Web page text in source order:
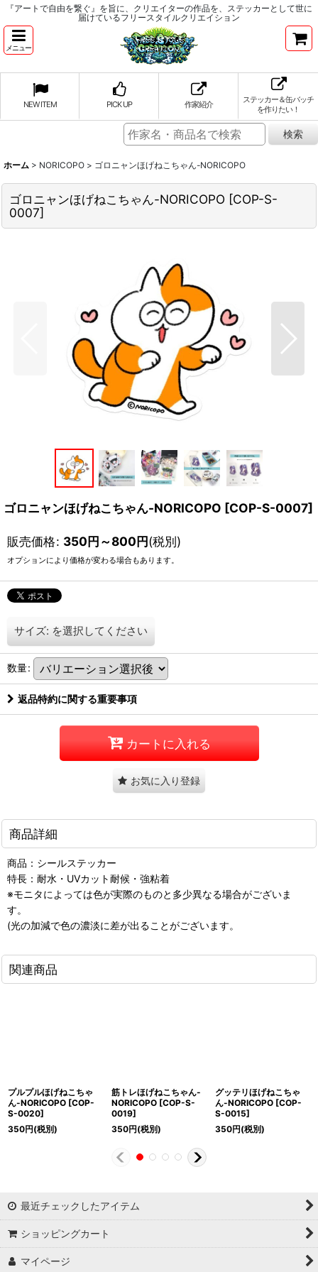
『アートで自由を繋ぐ』を旨に、クリエイターの作品を、ステッカーとして世に
届けているフリースタイルクリエイション
メニュー
NEW ITEM PICK UP 作家紹介
ステッカー＆缶バッチ
を作りたい！
ホーム > NORICOPO > ゴロニャンほげねこちゃん-NORICOPO
ゴロニャンほげねこちゃん-NORICOPO [COP-S-
0007]
ゴロニャンほげねこちゃん-NORICOPO [COP-S-0007]
販売価格: 350円～800円(税別)
オプションにより価格が変わる場合もあります。
サイズ: を選択してください
数量:
返品特約に関する重要事項
カートに入れる
お気に入り登録
商品詳細
商品：シールステッカー
特長：耐水・UVカット耐候・強粘着
※モニタによっては色が実際のものと多少異なる場合がございま
す。
(光の加減で色の濃淡に差が出ることがございます。
関連商品
プルプルほげねこちゃ
ん-NORICOPO [COP-
S-0020]
350円(税別)
筋トレほげねこちゃん-
NORICOPO [COP-S-
0019]
350円(税別)
グッテリほげねこちゃ
ん-NORICOPO [COP-
S-0015]
350円(税別)
最近チェックしたアイテム
ショッピングカート
マイページ